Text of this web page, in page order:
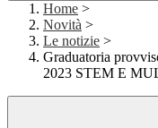
Home >
Novità >
Le notizie >
Graduatoria
2023 STEM E